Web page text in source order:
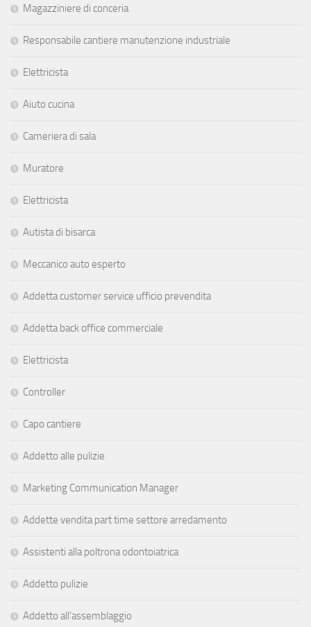
Magazziniere di conceria
Responsabile cantiere manutenzione industriale
Elettricista
Aiuto cucina
Cameriera di sala
Muratore
Elettricista
Autista di bisarca
Meccanico auto esperto
Addetta customer service ufficio prevendita
Addetta back office commerciale
Elettricista
Controller
Capo cantiere
Addetto alle pulizie
Marketing Communication Manager
Addette vendita part time settore arredamento
Assistenti alla poltrona odontoiatrica
Addetto pulizie
Addetto all’assemblaggio